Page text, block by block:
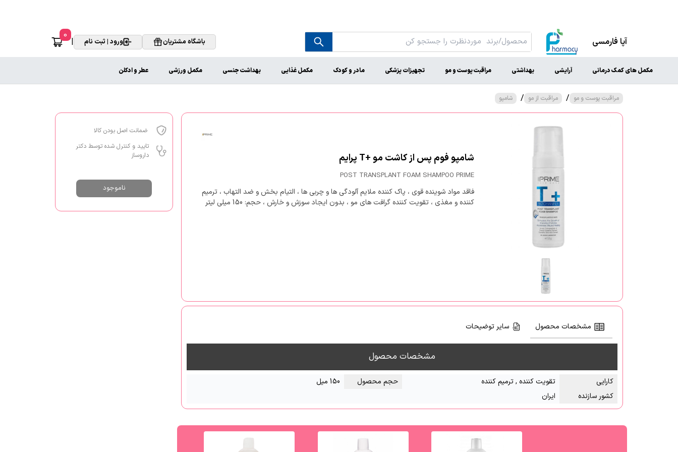
آپا فارمسی باشگاه مشتریان ورود | ثبت نام |
0
مکمل های کمک درمانی آرایشی بهداشتی مراقبت پوست و مو تجهیزات پزشکی مادر و کودک مکمل غذایی بهداشت جنسی مکمل ورزشی عطر و ادکلن
مراقبت پوست و مو / مراقبت از مو / شامپو
شامپو فوم پس از کاشت مو +T پرایم
POST TRANSPLANT FOAM SHAMPOO PRIME
فاقد مواد شوینده قوی ، پاک کننده ملایم آلودگی ها و چربی ها ، التیام بخش و ضد التهاب ، ترمیم
کننده و مغذی ، تقویت کننده گرافت های مو ، بدون ایجاد سوزش و خارش ، حجم: 150 میلی لیتر
مشخصات محصول سایر توضیحات
مشخصات محصول
کارایی تقویت کننده , ترمیم کننده حجم محصول
150 میل
کشور سازنده
ایران
ضمانت اصل بودن کالا
تایید و کنترل شده توسط دکتر
داروساز
ناموجود